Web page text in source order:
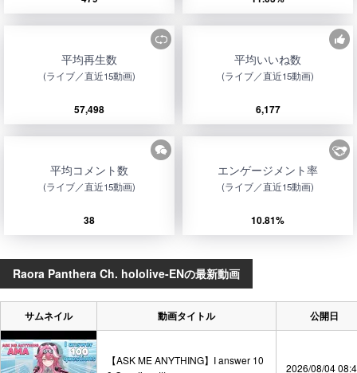
平均再生数
(ライブ／直近15動画)
57,498
平均いいね数
(ライブ／直近15動画)
6,177
平均コメント数
(ライブ／直近15動画)
38
エンゲージメント率
(ライブ／直近15動画)
10.81%
Raora Panthera Ch. hololive-ENの最新動画
サムネイル 動画タイトル 公開日
【ASK ME ANYTHING】I answer 10
2026/08/04